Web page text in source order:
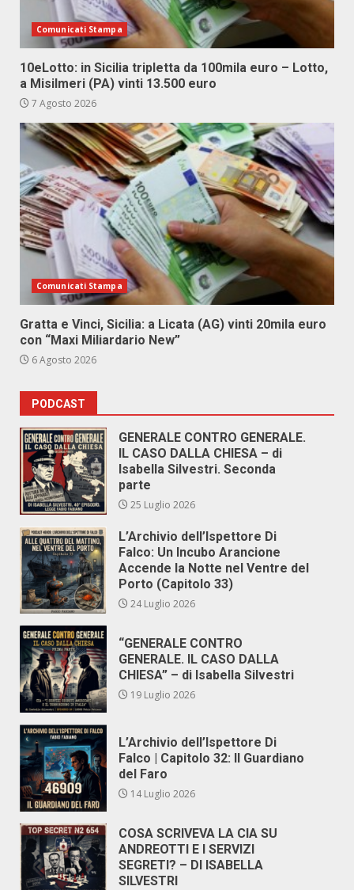
Comunicati Stampa
10eLotto: in Sicilia tripletta da 100mila euro – Lotto,
a Misilmeri (PA) vinti 13.500 euro
7 Agosto 2026
Comunicati Stampa
Gratta e Vinci, Sicilia: a Licata (AG) vinti 20mila euro
con “Maxi Miliardario New”
6 Agosto 2026
PODCAST
GENERALE CONTRO GENERALE.
IL CASO DALLA CHIESA – di
Isabella Silvestri. Seconda
parte
25 Luglio 2026
L’Archivio dell’Ispettore Di
Falco: Un Incubo Arancione
Accende la Notte nel Ventre del
Porto (Capitolo 33)
24 Luglio 2026
“GENERALE CONTRO
GENERALE. IL CASO DALLA
CHIESA” – di Isabella Silvestri
19 Luglio 2026
L’Archivio dell’Ispettore Di
Falco | Capitolo 32: Il Guardiano
del Faro
14 Luglio 2026
COSA SCRIVEVA LA CIA SU
ANDREOTTI E I SERVIZI
SEGRETI? – DI ISABELLA
SILVESTRI